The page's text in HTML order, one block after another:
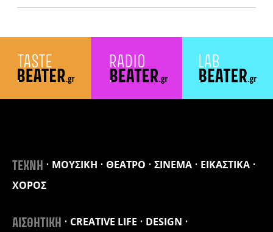
ΤΕΧΝΗ ΜΟΥΣΙΚΗ ΘΕΑΤΡΟ ΣΙΝΕΜΑ
ΕΙΚΑΣΤΙΚΑ
ΧΟΡΟΣ
ΑΙΣΘΗΤΙΚΗ CREATIVE LIFE
DESIGN